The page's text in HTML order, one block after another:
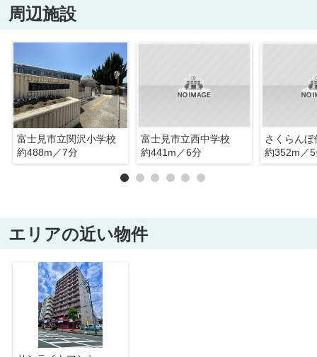
周辺施設
富士見市立関沢小学校
約488m／7分
富士見市立西中学校
約441m／6分
さくらんぼ
約352m／
エリアの近い物件